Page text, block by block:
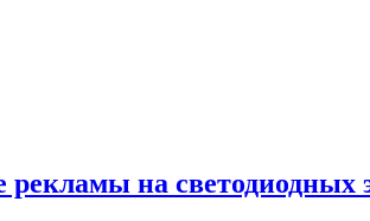
рекламы на светодиодных